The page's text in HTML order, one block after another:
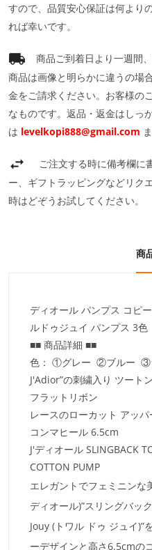
すので、品質安心保証は何より
れば幸いです。
商品ご到着日より一週間
商品は画像と明らかに違うの場
金をご請求ください。お客様の
なものです。返品・返金はしっ
は levelkopi888@gmail.com
ご注文する時に備考欄に
ー、ギフトラッピングなどリク
時はどぞうお試してください。
商
ディオール パンプス コピ
ルドゥジュイ パンプス 3色
■■ 商品詳細 ■■
色： ①グレー ②ブルー ③
J'Adior”の刺繍入り ツート
フラットリボン
レースのローカット アッパ
コンマヒール 6.5cm
J'ディオール SLINGBACK
COTTON PUMP
エレガントでフェミニンな
ディオール)”スリングバッ
Jouy (トワル ドゥ ジュイ)”
ーデザインと高さ6.5cmの